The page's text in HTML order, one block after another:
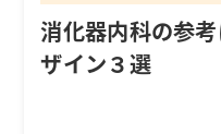
消化器内科の参
ザイン３選